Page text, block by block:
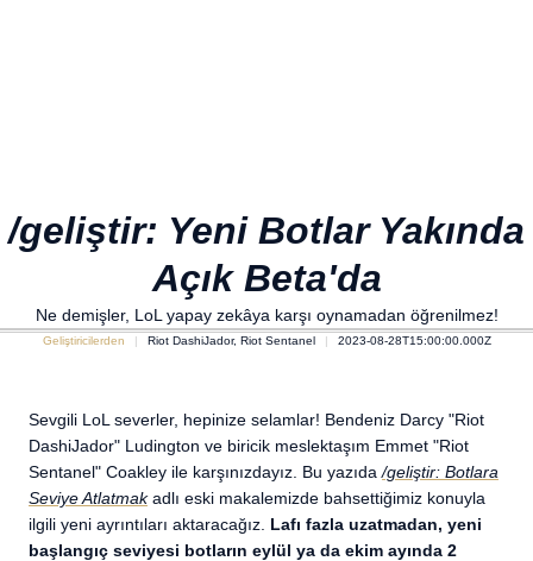
/geliştir: Yeni Botlar Yakında
Açık Beta'da
Ne demişler, LoL yapay zekâya karşı oynamadan öğrenilmez!
Geliştiricilerden Riot DashiJador, Riot Sentanel 2023-08-28T15:00:00.000Z
Sevgili LoL severler, hepinize selamlar! Bendeniz Darcy "Riot
DashiJador" Ludington ve biricik meslektaşım Emmet "Riot
Sentanel" Coakley ile karşınızdayız. Bu yazıda/geliştir: Botlara
Seviye Atlatmakadlı eski makalemizde bahsettiğimiz konuyla
ilgili yeni ayrıntıları aktaracağız. Lafı fazla uzatmadan, yeni
başlangıç seviyesi botların eylül ya da ekim ayında 2